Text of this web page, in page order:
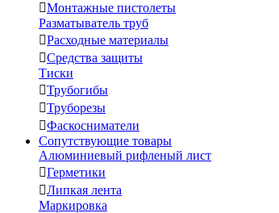
Монтажные пистолеты
Разматыватель труб
Расходные материалы
Средства защиты
Тиски
Трубогибы
Труборезы
Фаскосниматели
Сопутствующие товары
Алюминиевый рифленый лист
Герметики
Липкая лента
Маркировка